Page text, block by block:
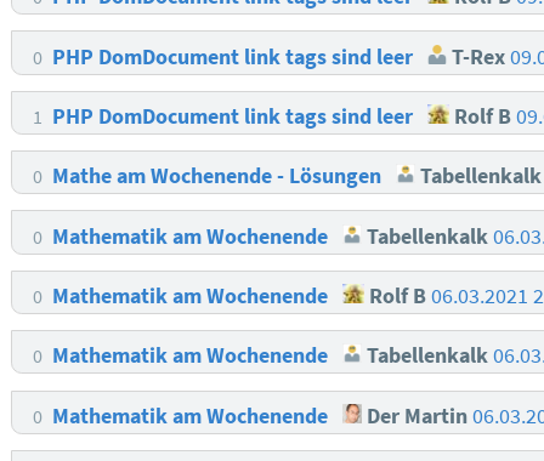
0 PHP DomDocument link tags sind leer T-Rex
1 PHP DomDocument link tags sind leer Rolf B
0 Mathe am Wochenende - Lösungen Tabellenkalk
0 Mathematik am Wochenende Tabellenkalk
0 Mathematik am Wochenende Rolf B06.03.2021
0 Mathematik am Wochenende Tabellenkalk
0 Mathematik am Wochenende Der Martin